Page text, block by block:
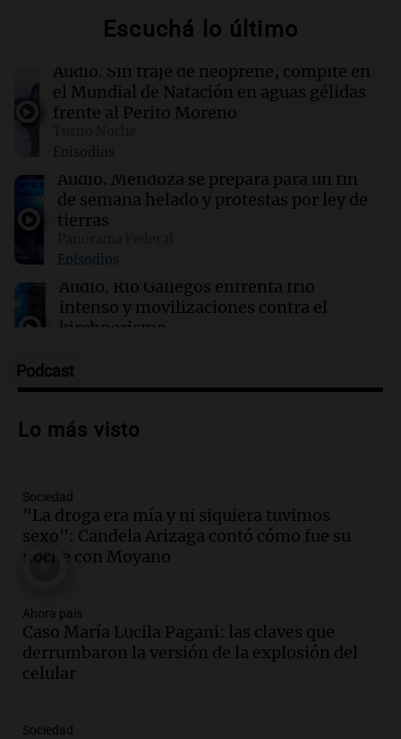
El Rayo Vallecano busca fichar a Icardi y la
China Suárez se muda a Madrid
Descuentos de hasta $400 en entradas para
TechCrunch Disrupt 2026 hasta mañana
02:03 Tecnología
guiño a la fusión entre tecnología y moda
Escuchá lo último
Audio. Sin traje de neoprene, compite en
el Mundial de Natación en aguas gélidas
frente al Perito Moreno
Episodios
Audio. Mendoza se prepara para un fin
de semana helado y protestas por ley de
tierras
Episodios
Audio. Río Gallegos enfrenta frío
intenso y movilizaciones contra el
kirchnerismo
Episodios
Audio.Debate en el Senado sobre
la soberanía digital en Argentina
Audio.
de semana helado y ciudadanos
marchan contra reforma de tierras
Panorama Federal
Audio.
El "Mono" de Kapanga
adelantó su show en Rosario.
Viva la Radio Rosario
Episodios
Podcast
Lo más visto
Sociedad
"La droga era mía y ni siquiera tuvimos
sexo": Candela Arizaga contó cómo fue su
noche con Moyano
Ahora país
Caso María Lucila Pagani: las claves que
derrumbaron la versión de la explosión del
celular
Sociedad